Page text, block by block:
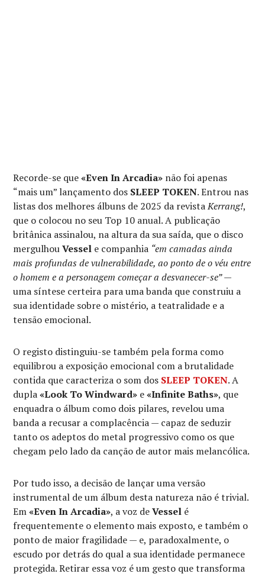
Recorde-se que«Even In Arcadia» não foi apenas
“mais um” lançamento dos SLEEP TOKEN. Entrou nas
listas dos melhores álbuns de 2025 da revistaKerrang!,
que o colocou no seu Top 10 anual. A publicação
britânica assinalou, na altura da sua saída, que o disco
mergulhouVessel e companhia “em camadas ainda
mais profundas de vulnerabilidade, ao ponto de o véu entre
o homem e a personagem começar a desvanecer-se”—
uma síntese certeira para uma banda que construiu a
sua identidade sobre o mistério, a teatralidade e a
tensão emocional.
O registo distinguiu-se também pela forma como
equilibrou a exposição emocional com a brutalidade
contida que caracteriza o som dos SLEEP TOKEN. A
dupla«Look To Windward» e«Infinite Baths», que
enquadra o álbum como dois pilares, revelou uma
banda a recusar a complacência — capaz de seduzir
tanto os adeptos do metal progressivo como os que
chegam pelo lado da canção de autor mais melancólica.
Por tudo isso, a decisão de lançar uma versão
instrumental de um álbum desta natureza não é trivial.
Em«Even In Arcadia», a voz deVessel é
frequentemente o elemento mais exposto, e também o
ponto de maior fragilidade — e, paradoxalmente, o
escudo por detrás do qual a sua identidade permanece
protegida. Retirar essa voz é um gesto que transforma